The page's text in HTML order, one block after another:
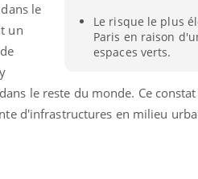
Le risque le plus
Paris en raison
espaces verts.
le
un
le reste du monde. Ce
d'infrastructures en milieu